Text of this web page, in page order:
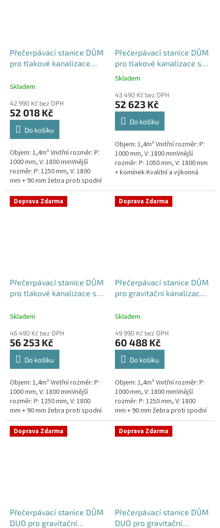
Přečerpávací stanice DŮM
pro tlakové kanalizace
1,4m3
Skladem
42 990 Kč bez DPH
52 018 Kč
Do košíku
Objem: 1,4m³ Vnitřní rozměr: P:
1000 mm, V: 1800 mmVnější
rozměr: P: 1250 mm, V: 1800
mm + 90 mm žebra proti spodní
vodě + komínek Kvalitní a
výkonná přečerpávací stanice
k...
Přečerpávací stanice DŮM
pro tlakové kanalizace se
zdvojeným řezákem
Průměrné
produktu
je
5,0
hvězdiček.
Skladem
43 490 Kč bez DPH
52 623 Kč
Do košíku
Objem: 1,4m³ Vnitřní rozměr: P:
1000 mm, V: 1800 mmVnější
rozměr: P: 1050 mm, V: 1800 mm
+ komínek Kvalitní a výkonná
rodinným domům,
provozovnám,...
Doprava Zdarma
Přečerpávací stanice DŮM
pro tlakové kanalizace se
dvouplášťová - nádrž
Skladem
46 490 Kč bez DPH
56 253 Kč
Do košíku
Objem: 1,4m³ Vnitřní rozměr: P:
1000 mm, V: 1800 mmVnější
rozměr: P: 1250 mm, V: 1800
mm + 90 mm žebra proti spodní
vodě + komínek Kvalitní a
výkonná přečerpávací stanice
k...
Doprava Zdarma
Přečerpávací stanice DŮM
pro gravitační kanalizace
1,4m3
Skladem
49 990 Kč bez DPH
60 488 Kč
Do košíku
Objem: 1,4m³ Vnitřní rozměr: P:
1000 mm, V: 1800 mmVnější
rozměr: P: 1250 mm, V: 1800
mm + 90 mm žebra proti spodní
vodě + komínek Kvalitní a
výkonná přečerpávací stanice...
Doprava Zdarma
Přečerpávací stanice DŮM
DUO pro gravitační
Doprava Zdarma
Přečerpávací stanice DŮM
DUO pro gravitační